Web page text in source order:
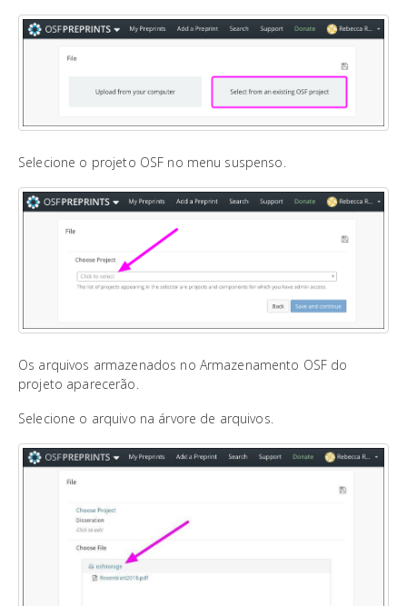
Selecione o projeto OSF no menu suspenso.
Os arquivos armazenados no Armazenamento OSF do
projeto aparecerão.
Selecione o arquivo na árvore de arquivos.